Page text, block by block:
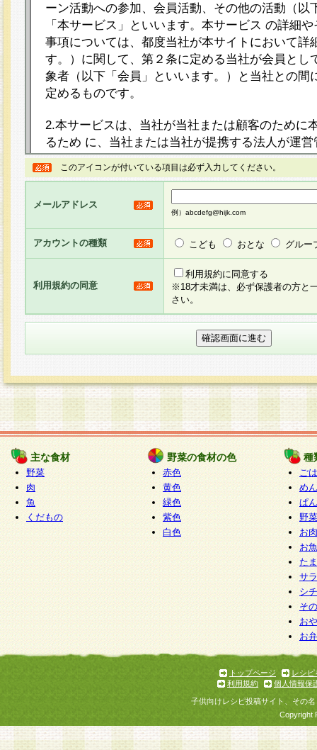
ーン活動への参加、会員活動、その他の活動（以
「本サービス」といいます。本サービス の詳細
事項については、都度当社が本サイトにおいて詳
す。）に関して、第２条に定める当社が会員とし
象者（以下「会員」といいます。）と当社との間
定めるものです。
2.本サービスは、当社が当社または顧客のために
るため に、当社または当社が提携する法人が運
ト（以下「本サイト」といいます。）上に本サー
ージを設け、会員がアンケー ト調査に回答する
し、その結果を当社が集計・分析その他の利用を
るものです。なお、本サービスは、それぞれの目
員に対して本サービスの依頼を行うこともあり、
た全ての会員に対して本サービスの依頼をすると
りま す。
3.当社は、会員の事前の承諾を得ることなく、当
方 法・手段にて、本規約を任意に制定、変更ま
きるものとします。改定後の本規約等は、本規約
に掲示したときに、その 他の諸規定については
てその効力を生じるものとします。
4.本規約は、会員登録希望者による会員登録手続
の当社による会員登録の承認が完了した時点で会
たものとみなされ、会員に対して適用されるもの
5.当社がお聞きする個人情報は、すべて会員登録
で提 供いただいたものと考えております。従っ
自らの個人情報の提供を希望されない場合には、
をお預かりいたしません が、提供されないこと
商品やサービス等をご利用いただけない場合があ
了承ください。
6.当社は、お客様から当社が保有している個人情
加・ 利用停止等を求められた場合には、ご本人
て確認できた場合に限り、法令に準拠して合理的
いただきます。なお、開示 請求等の請求先は個
ります。
1.会員とは、本規約等を承諾のうえ、当社所定の
了し、当社が承認した者、グループとします。な
が以下に該当する場合は会員登録をすることがで
このアイコンが付いている項目は必ず入力してください。
メールアドレス
例）abcdefg@hijk.com
アカウントの種類 こども おとな グルー
利用規約の同意
利用規約に同意する
※18才未満は、必ず保護者の方と
さい。
主な食材
野菜
肉
魚
くだもの
野菜の食材の色
赤色
黄色
緑色
紫色
白色
種
ご
めん
ぱん
野
お
お
た
サ
シ
そ
お
お
トップページ
レシピ
利用規約
個人情報保
子供向けレシピ投稿サイト、その
Copyright